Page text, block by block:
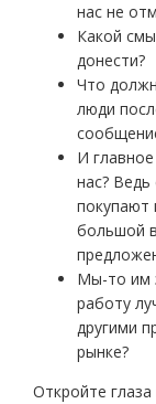
нас не
Какой
донести?
Что
люди
И
нас? Ведь
покупают
большой
Мы-то им
работу
другими
рынке?
Откройте